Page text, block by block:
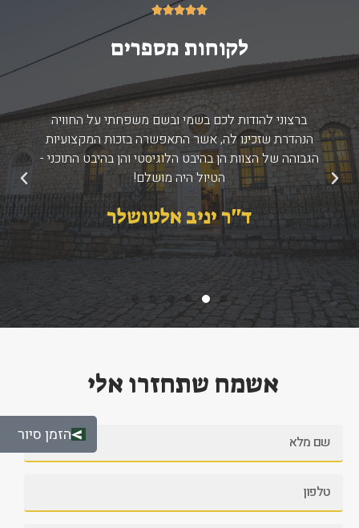





5/5
לקוחות מספרים
ברצוני להודות לכם בשמי ובשם משפחתי על החוויה
הנהדרת שזכינו לה, אשר התאפשרה בזכות המקצועיות
הגבוהה של הצוות הן בהיבט הלוגיסטי והן בהיבט התוכני -
הטיול היה מושלם!
ד''ר יניב אלטושלר
הקודם הבא
אשמח שתחזרו אלי
הזמן סיור